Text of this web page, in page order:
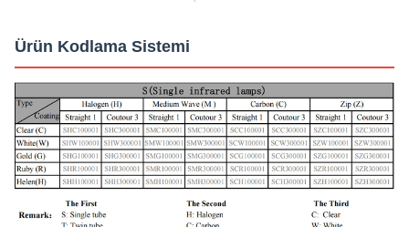
Ürün Kodlama Sistemi